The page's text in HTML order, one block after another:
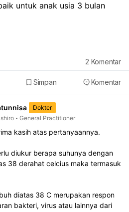
untuk anak usia 3 bulan
Simpan Komentar
2 Komentar
Dokter
General Practitioner
kasih atas pertanyaannya.
diukur berapa suhunya dengan
38 derahat celcius maka termasuk
diatas 38 C merupakan respon
bakteri, virus atau lainnya dari